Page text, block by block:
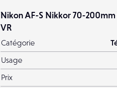
Nikon AF-S Nikkor 70-
VR
Catégorie
Usage
Prix